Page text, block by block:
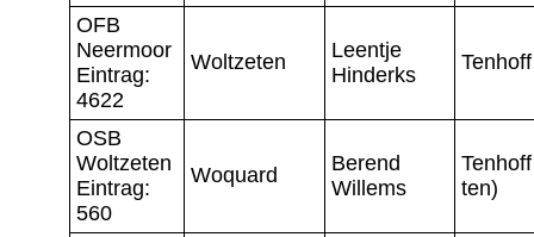
OFB
Neermoor
Eintrag:
4622
Woltzeten
Leentje
Hinderks
Tenhoff
OSB
Woltzeten
Eintrag:
560
Woquard
Berend
Willems
ten)